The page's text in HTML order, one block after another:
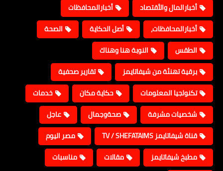
أخبارالمال والأقتصاد
أخبارالمحافظات
أخبارالمحافظات،
أصل الحكاية
الصحة
الطقس
النوبة هنا وهناك
برقية تهنئة من شيفاتايمز
تقارير صحفية
تكنولجيا المعلومات
حكاية مكان
خدمات
شخصيات مشرفة
صحةوجمال
عاجل
قناة شيفاتايمز TV / SHEFATAIMS
مصر اليوم
مطبخ شيفاتايمز
مقالات
مناسبات